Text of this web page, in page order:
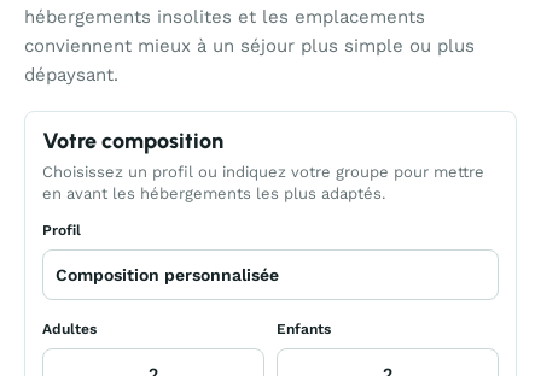
hébergements insolites et les emplacements
conviennent mieux à un séjour plus simple ou plus
dépaysant.
Votre composition
Choisissez un profil ou indiquez votre groupe pour mettre
en avant les hébergements les plus adaptés.
Profil
Adultes Enfants